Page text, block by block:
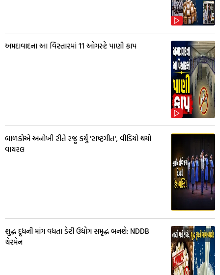
અમદાવાદના આ વિસ્તારમાં 11 ઓગસ્ટે પાણી કાપ
બાળકોએ અનોખી રીતે રજૂ કર્યું 'રાષ્ટ્રગીત', વીડિયો થયો
વાયરલ
શુદ્ધ દૂધની માંગ વધતા ડેરી ઉદ્યોગ સમૃદ્ધ બનશે: NDDB
ચેરમેન